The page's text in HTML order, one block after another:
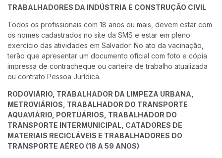
TRABALHADORES DA INDÚSTRIA E CONSTRUÇÃO CIVIL
Todos os profissionais com 18 anos ou mais, devem estar com
os nomes cadastrados no site da SMS e estar em pleno
exercício das atividades em Salvador. No ato da vacinação,
terão que apresentar um documento oficial com foto e cópia
impressa de contracheque ou carteira de trabalho atualizada
ou contrato Pessoa Jurídica.
RODOVIÁRIO, TRABALHADOR DA LIMPEZA URBANA,
METROVIÁRIOS, TRABALHADOR DO TRANSPORTE
AQUAVIÁRIO, PORTUÁRIOS, TRABALHADOR DO
TRANSPORTE INTERMUNICIPAL, CATADORES DE
MATERIAIS RECICLÁVEIS E TRABALHADORES DO
TRANSPORTE AÉREO (18 A 59 ANOS)